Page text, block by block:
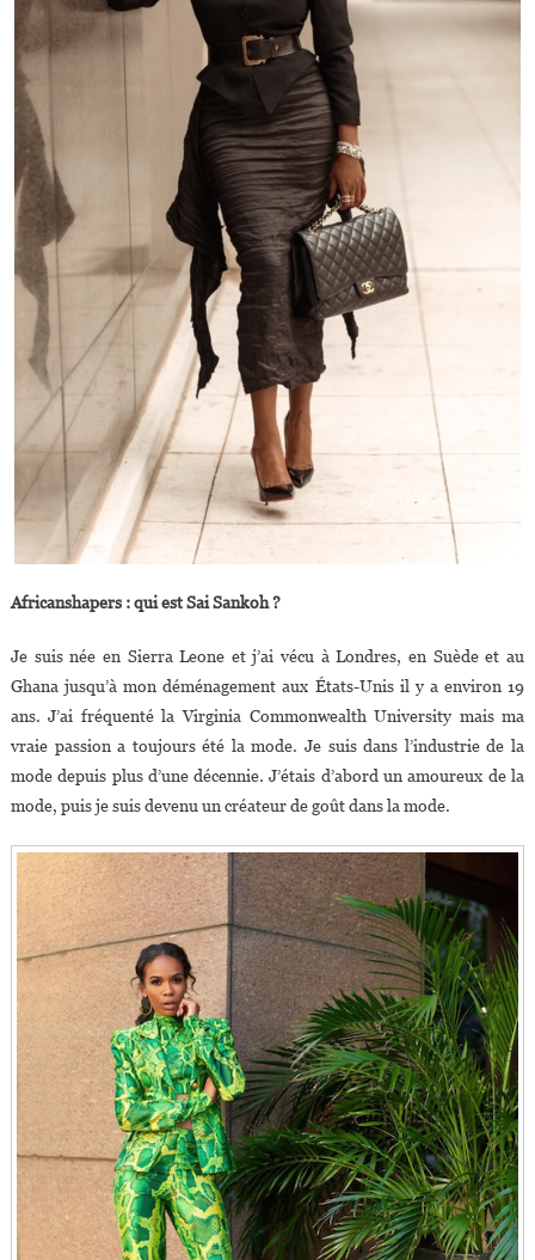
Africanshapers : qui est Sai Sankoh ?
Je suis née en Sierra Leone et j’ai vécu à Londres, en Suède et au
Ghana jusqu’à mon déménagement aux États-Unis il y a environ 19
ans. J’ai fréquenté la Virginia Commonwealth University mais ma
vraie passion a toujours été la mode. Je suis dans l’industrie de la
mode depuis plus d’une décennie. J’étais d’abord un amoureux de la
mode, puis je suis devenu un créateur de goût dans la mode.